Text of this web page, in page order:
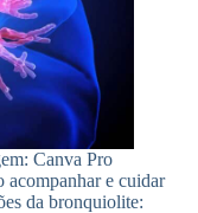
Canva Pro
acompanhar e cuidar
da bronquiolite: